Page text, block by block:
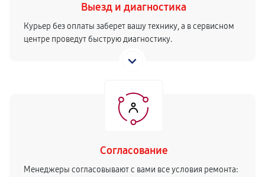
Выезд и диагностика
Курьер без оплаты заберет вашу технику, а в сервисном
центре проведут быструю диагностику.
Согласование
Менеджеры согласовывают с вами все условия ремонта: